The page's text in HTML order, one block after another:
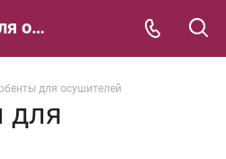
Адсорбенты для осушителей
для осушителей
для